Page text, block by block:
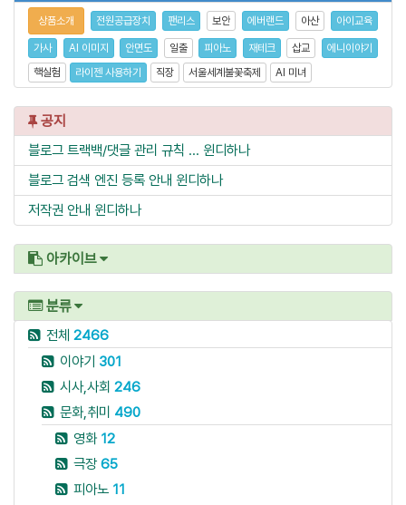
상품소개 전원공급장치 팬리스 보안 에버랜드 아산 아이교육
가사 AI 이미지 안면도 일출 피아노 재테크 삽교
에니이야기
핵실험
라이젠 사용하기 직장 서울세계불꽃축제 AI 미녀
공지
블로그 트랙백/댓글 관리 규칙 ... 윈디하나
블로그 검색 엔진 등록 안내 윈디하나
저작권 안내 윈디하나
아카이브
분류
전체 2466
이야기 301
시사,사회 246
문화,취미 490
영화 12
극장65
피아노 11